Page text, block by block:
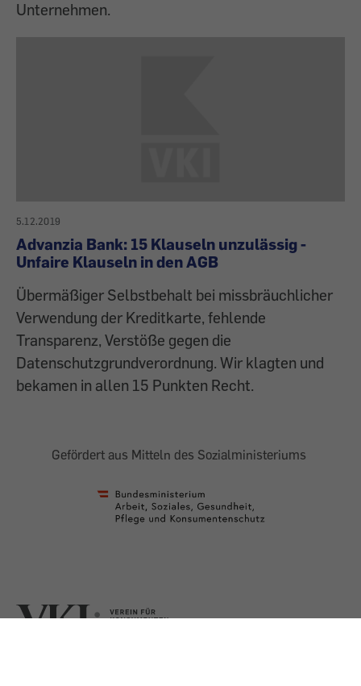
Unternehmen.
5.12.2019
Advanzia Bank: 15 Klauseln unzulässig -
Unfaire Klauseln in den AGB
Übermäßiger Selbstbehalt bei missbräuchlicher
Verwendung der Kreditkarte, fehlende
Transparenz, Verstöße gegen die
Datenschutzgrundverordnung. Wir klagten und
bekamen in allen 15 Punkten Recht.
Gefördert aus Mitteln des Sozialministeriums